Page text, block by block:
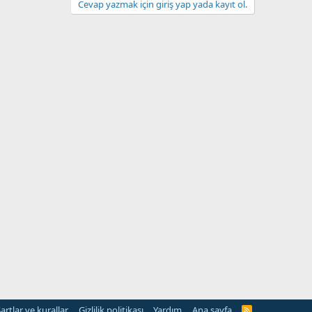
Cevap yazmak için giriş yap yada kayıt ol.
R